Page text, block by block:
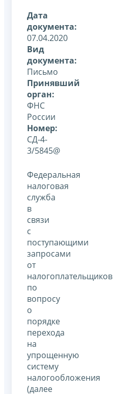
Дата
документа:
07.04.2020
Вид
документа:
Письмо
Принявший
орган:
ФНС
России
Номер:
СД-4-
3/5845@
Федеральная
налоговая
служба
в
связи
с
поступающими
запросами
от
налогоплательщиков
по
вопросу
о
порядке
перехода
на
упрощенную
систему
налогообложения
(далее